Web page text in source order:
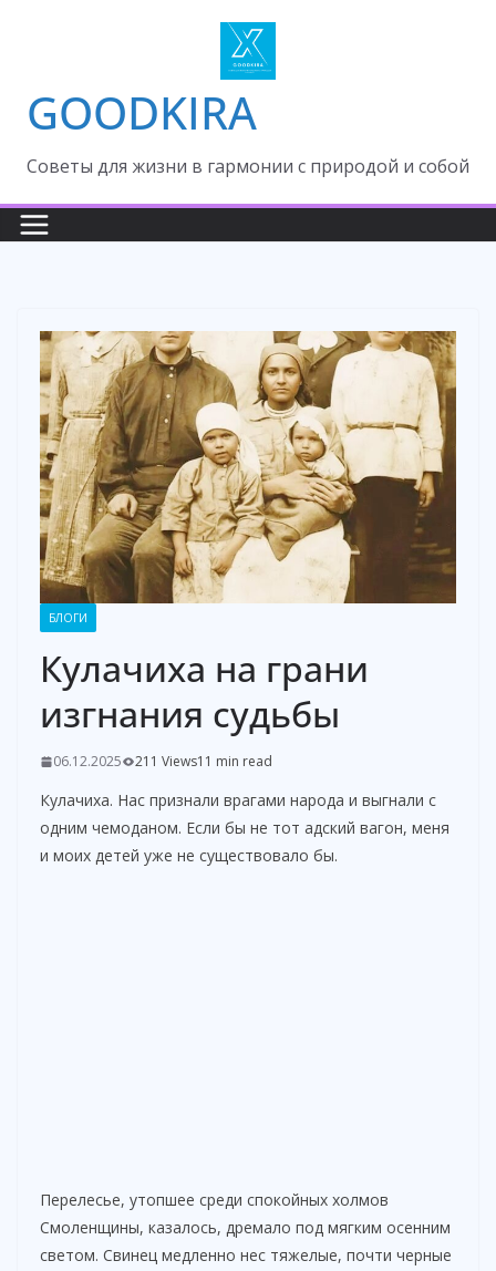
GOODKIRA
Cоветы для жизни в гармонии с природой и собой
БЛОГИ
Кулачиха на грани
изгнания судьбы
06.12.2025 211 Views11 min read
Кулачиха. Нас признали врагами народа и выгнали с
одним чемоданом. Если бы не тот адский вагон, меня
и моих детей уже не существовало бы.
Перелесье, утопшее среди спокойных холмов
Смоленщины, казалось, дремало под мягким осенним
светом. Свинец медленно нес тяжелые, почти черные